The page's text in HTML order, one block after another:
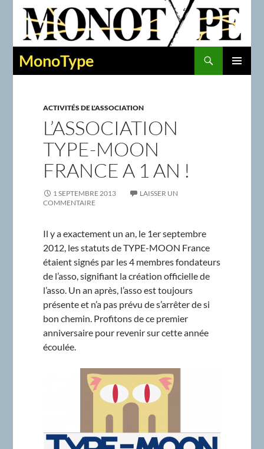
MonoType
Recherche
ACTIVITÉS DE L'ASSOCIATION
L’ASSOCIATION
TYPE-MOON
FRANCE A 1 AN !
1 SEPTEMBRE 2013
LAISSER UN
COMMENTAIRE
Il y a exactement un an, le 1er septembre
2012, les statuts de TYPE-MOON France
étaient signés par les 4 membres fondateurs
de l’asso, signifiant la création officielle de
l’asso. Un an après, l’asso est toujours
présente et n’a pas prévu de s’arrêter de si
bon chemin. Profitons de ce premier
anniversaire pour revenir sur cette année
écoulée.